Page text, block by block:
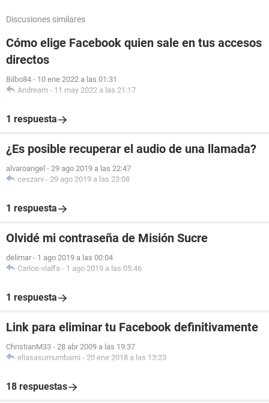
Discusiones similares
Cómo elige Facebook quien sale en tus accesos
directos
Bilbo84 - 10 ene 2022 a las 01:31
Andream - 11 may 2022 a las 21:17
1 respuesta
¿Es posible recuperar el audio de una llamada?
alvaroangel - 29 ago 2019 a las 22:47
ceszarv - 29 ago 2019 a las 23:08
1 respuesta
Olvidé mi contraseña de Misión Sucre
delimar - 1 ago 2019 a las 00:04
Carlos-vialfa - 1 ago 2019 a las 05:46
1 respuesta
Link para eliminar tu Facebook definitivamente
ChristianM33 - 28 abr 2009 a las 19:37
eliasasumumbami - 20 ene 2018 a las 13:23
18 respuestas